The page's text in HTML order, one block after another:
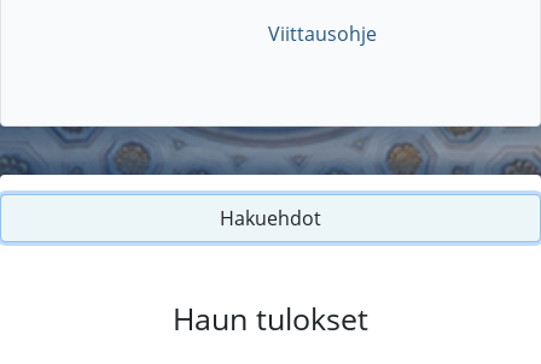
Viittausohje
Hakuehdot
Haun tulokset